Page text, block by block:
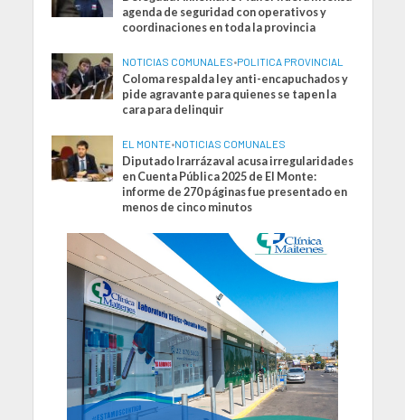
agenda de seguridad con operativos y
coordinaciones en toda la provincia
NOTICIAS COMUNALES•POLITICA PROVINCIAL
Coloma respalda ley anti-encapuchados y
pide agravante para quienes se tapen la
cara para delinquir
EL MONTE•NOTICIAS COMUNALES
Diputado Irarrázaval acusa irregularidades
en Cuenta Pública 2025 de El Monte:
informe de 270 páginas fue presentado en
menos de cinco minutos